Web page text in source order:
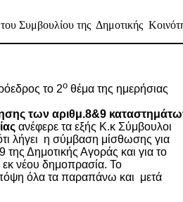
Συμβουλίου της Δημοτικής
το 2ο θέμα της ημερήσιας
των αριθμ.8&9
ανέφερε τα εξής Κ.κ Σύμβουλοι
λήγει η σύμβαση μίσθωσης για
της Δημοτικής Αγοράς και για το
εκ νέου δημοπρασία. Το
όλα τα παραπάνω και μετά